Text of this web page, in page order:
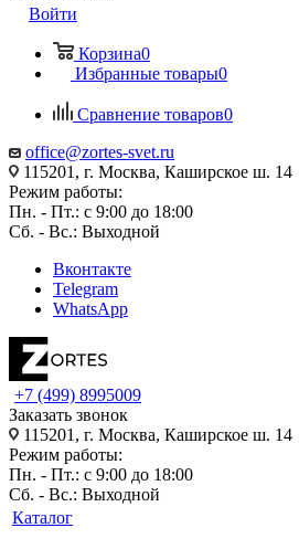
Войти
Корзина0
Избранные товары0
Сравнение товаров0
office@zortes-svet.ru
115201, г. Москва, Каширское ш. 14
Режим работы:
Пн. - Пт.: с 9:00 до 18:00
Сб. - Вс.: Выходной
Вконтакте
Telegram
WhatsApp
+7 (499) 8995009
Заказать звонок
115201, г. Москва, Каширское ш. 14
Режим работы:
Пн. - Пт.: с 9:00 до 18:00
Сб. - Вс.: Выходной
Каталог